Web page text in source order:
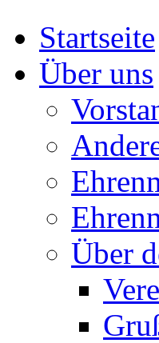
Startseite
Über uns
Über